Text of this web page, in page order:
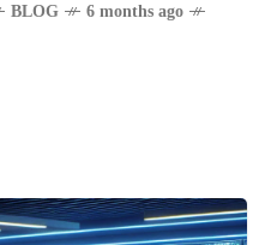
BLOG
6 months ago